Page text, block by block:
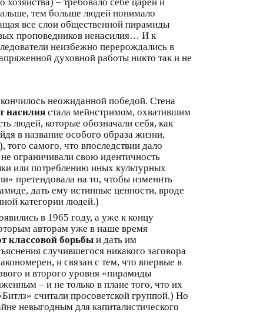
тем больше людей понимало
все слои общественной пирамиды
проповедников ненасилия… И к
неизбежно перерождались в
духовной работы никто так и не
неожиданной победой. Стена
насилия стала мейнстримом, охватившим
людей, которые обозначали себя, как
в название особого образа жизни,
самого, что впоследствии дало
ограничивали свою идентичность
или потреблению иных культурных
претендовала на то, чтобы изменить
дать ему истинные ценности, вроде
категории людей.)
в 1965 году, а уже к концу
авторам уже в наше время
классовой борьбы и дать им
случившегося никакого заговора
и связан с тем, что впервые в
и второго уровня «пирамиды
– и не только в плане того, что их
считали просоветской группой.) Но
невыгодным для капиталистического